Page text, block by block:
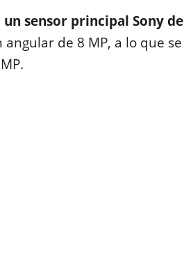
sensor principal Sony de
de 8 MP, a lo que se